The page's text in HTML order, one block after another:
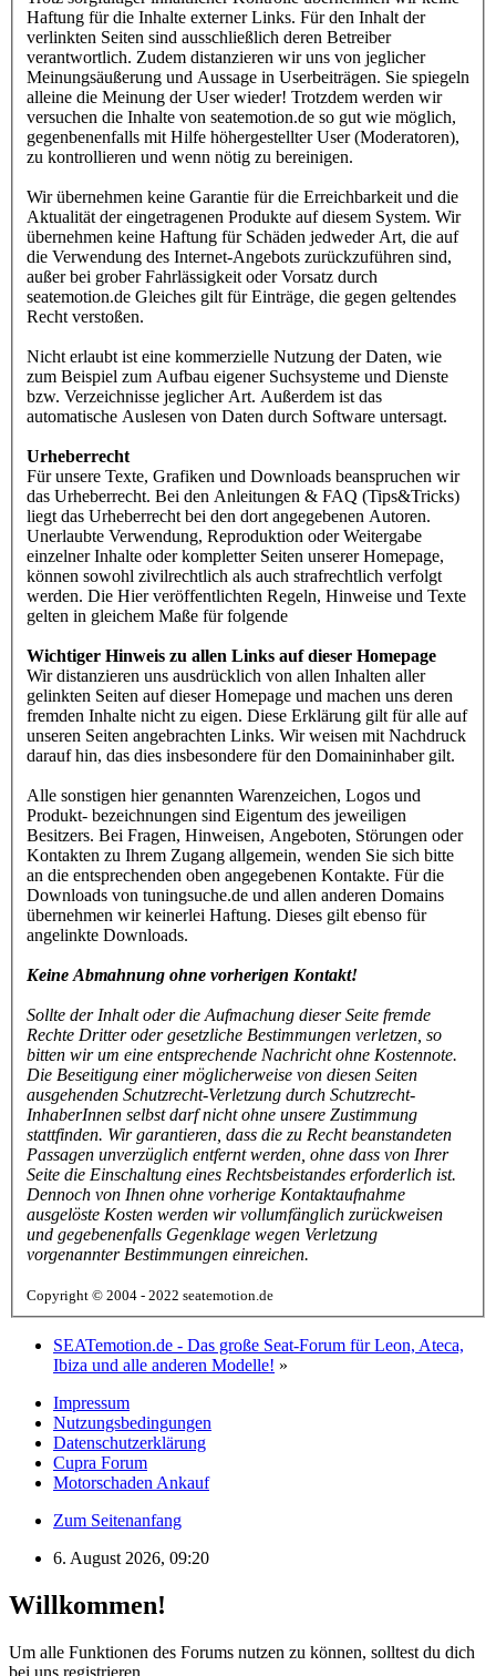
Haftung für die Inhalte externer Links. Für den Inhalt der
verlinkten Seiten sind ausschließlich deren Betreiber
verantwortlich. Zudem distanzieren wir uns von jeglicher
Meinungsäußerung und Aussage in Userbeiträgen. Sie spiegeln
alleine die Meinung der User wieder! Trotzdem werden wir
versuchen die Inhalte von seatemotion.de so gut wie möglich,
gegenbenenfalls mit Hilfe höhergestellter User (Moderatoren),
zu kontrollieren und wenn nötig zu bereinigen.
Wir übernehmen keine Garantie für die Erreichbarkeit und die
Aktualität der eingetragenen Produkte auf diesem System. Wir
übernehmen keine Haftung für Schäden jedweder Art, die auf
die Verwendung des Internet-Angebots zurückzuführen sind,
außer bei grober Fahrlässigkeit oder Vorsatz durch
seatemotion.de Gleiches gilt für Einträge, die gegen geltendes
Recht verstoßen.
Nicht erlaubt ist eine kommerzielle Nutzung der Daten, wie
zum Beispiel zum Aufbau eigener Suchsysteme und Dienste
bzw. Verzeichnisse jeglicher Art. Außerdem ist das
automatische Auslesen von Daten durch Software untersagt.
Urheberrecht
Für unsere Texte, Grafiken und Downloads beanspruchen wir
das Urheberrecht. Bei den Anleitungen & FAQ (Tips&Tricks)
liegt das Urheberrecht bei den dort angegebenen Autoren.
Unerlaubte Verwendung, Reproduktion oder Weitergabe
einzelner Inhalte oder kompletter Seiten unserer Homepage,
können sowohl zivilrechtlich als auch strafrechtlich verfolgt
werden. Die Hier veröffentlichten Regeln, Hinweise und Texte
gelten in gleichem Maße für folgende
Wichtiger Hinweis zu allen Links auf dieser Homepage
Wir distanzieren uns ausdrücklich von allen Inhalten aller
gelinkten Seiten auf dieser Homepage und machen uns deren
fremden Inhalte nicht zu eigen. Diese Erklärung gilt für alle auf
unseren Seiten angebrachten Links. Wir weisen mit Nachdruck
darauf hin, das dies insbesondere für den Domaininhaber gilt.
Alle sonstigen hier genannten Warenzeichen, Logos und
Produkt- bezeichnungen sind Eigentum des jeweiligen
Besitzers. Bei Fragen, Hinweisen, Angeboten, Störungen oder
Kontakten zu Ihrem Zugang allgemein, wenden Sie sich bitte
an die entsprechenden oben angegebenen Kontakte. Für die
Downloads von tuningsuche.de und allen anderen Domains
übernehmen wir keinerlei Haftung. Dieses gilt ebenso für
angelinkte Downloads.
Keine Abmahnung ohne vorherigen Kontakt!
Sollte der Inhalt oder die Aufmachung dieser Seite fremde
Rechte Dritter oder gesetzliche Bestimmungen verletzen, so
bitten wir um eine entsprechende Nachricht ohne Kostennote.
Die Beseitigung einer möglicherweise von diesen Seiten
ausgehenden Schutzrecht-Verletzung durch Schutzrecht-
InhaberInnen selbst darf nicht ohne unsere Zustimmung
stattfinden. Wir garantieren, dass die zu Recht beanstandeten
Passagen unverzüglich entfernt werden, ohne dass von Ihrer
Seite die Einschaltung eines Rechtsbeistandes erforderlich ist.
Dennoch von Ihnen ohne vorherige Kontaktaufnahme
ausgelöste Kosten werden wir vollumfänglich zurückweisen
und gegebenenfalls Gegenklage wegen Verletzung
vorgenannter Bestimmungen einreichen.
Copyright © 2004 - 2022 seatemotion.de
SEATemotion.de - Das große Seat-Forum für Leon, Ateca,
Ibiza und alle anderen Modelle! »
Impressum
Nutzungsbedingungen
Datenschutzerklärung
Cupra Forum
Motorschaden Ankauf
Zum Seitenanfang
6. August 2026, 09:20
Willkommen!
Um alle Funktionen des Forums nutzen zu können, solltest du dich
bei uns registrieren.